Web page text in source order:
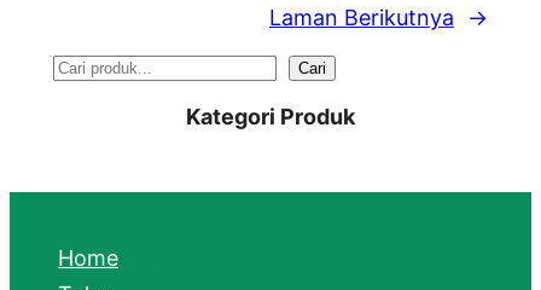
Laman Berikutnya →
S
r
h
Cari
Kategori Produk
Home